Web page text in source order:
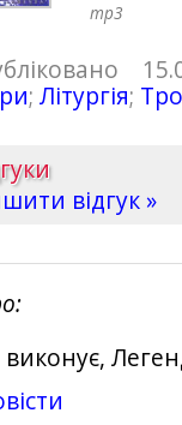
mp3
;Літургія;
відгук »
виконує,